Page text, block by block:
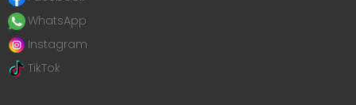
WhatsApp
Instagram
TikTok